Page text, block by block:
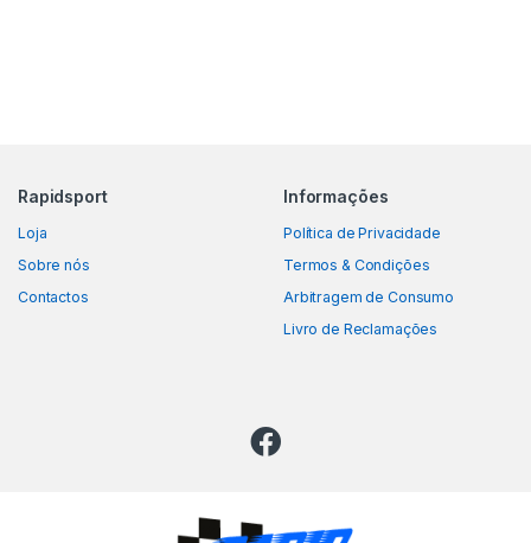
Rapidsport
Loja
Sobre nós
Contactos
Informações
Política de Privacidade
Termos & Condições
Arbitragem de Consumo
Livro de Reclamações